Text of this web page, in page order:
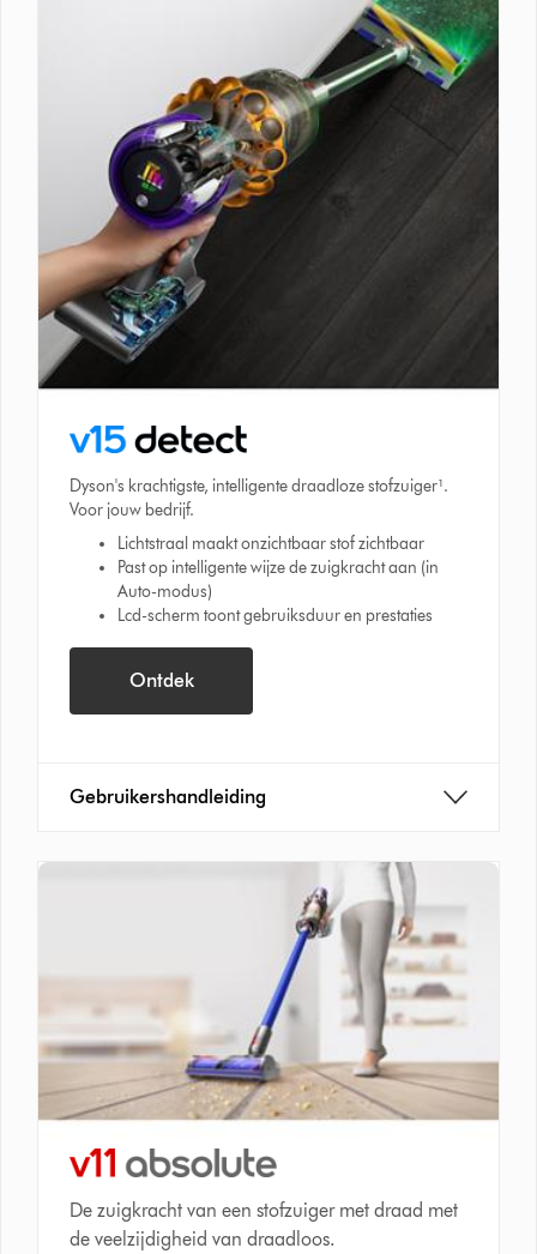
Dyson's krachtigste, intelligente draadloze stofzuiger¹.
Voor jouw bedrijf.
Lichtstraal maakt onzichtbaar stof zichtbaar
Past op intelligente wijze de zuigkracht aan (in
Auto-modus)
Lcd-scherm toont gebruiksduur en prestaties
Ontdek
Gebruikershandleiding
De zuigkracht van een stofzuiger met draad met
de veelzijdigheid van draadloos.